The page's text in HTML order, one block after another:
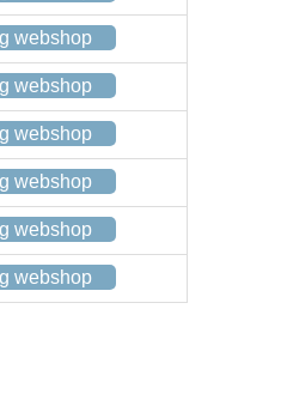
webshop
webshop
webshop
webshop
webshop
webshop